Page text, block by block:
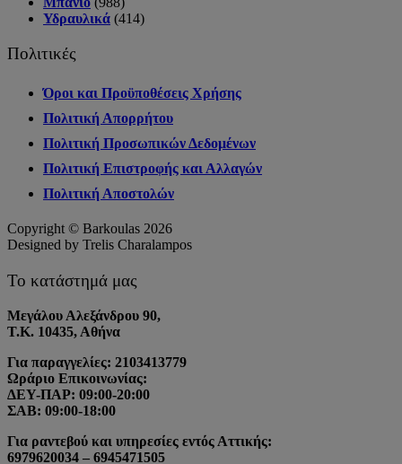
Υδραυλικά (414)
Πολιτικές
Όροι και Προϋποθέσεις Χρήσης
Πολιτική Απορρήτου
Πολιτική Προσωπικών Δεδομένων
Πολιτική Επιστροφής και Αλλαγών
Πολιτική Αποστολών
Copyright © Barkoulas 2026
Designed by Trelis Charalampos
Το κατάστημά μας
Μεγάλου Αλεξάνδρου 90,
Τ.Κ. 10435, Αθήνα
Για παραγγελίες: 2103413779
Ωράριο Επικοινωνίας:
ΔΕΥ-ΠΑΡ: 09:00-20:00
ΣΑΒ: 09:00-18:00
Για ραντεβού και υπηρεσίες εντός Αττικής:
6979620034 – 6945471505